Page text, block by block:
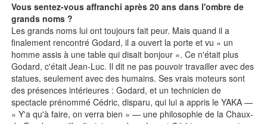
Vous sentez-vous affranchi après 20 ans dans l'ombre de
grands noms ?
Les grands noms lui ont toujours fait peur. Mais quand il a
finalement rencontré Godard, il a ouvert la porte et vu « un
homme assis à une table qui disait bonjour ». Ce n'était plus
Godard, c'était Jean-Luc. Il dit ne pas pouvoir travailler avec des
statues, seulement avec des humains. Ses vrais moteurs sont
des présences intérieures : Godard, et un technicien de
spectacle prénommé Cédric, disparu, qui lui a appris le YAKA —
« Y'a qu'à faire, on verra bien » — une philosophie de la Chaux-